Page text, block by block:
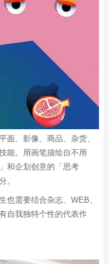
面、影像、商品、杂货、
能。用画笔描绘自不用
。
也需要结合杂志、WEB、